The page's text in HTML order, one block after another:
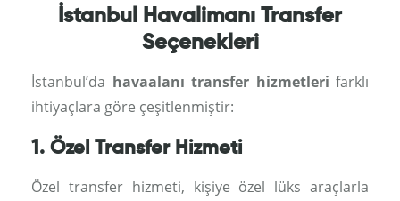
İstanbul Havalimanı Transfer
Seçenekleri
İstanbul’da havaalanı transfer hizmetleri farklı
ihtiyaçlara göre çeşitlenmiştir:
1. Özel Transfer Hizmeti
Özel transfer hizmeti, kişiye özel lüks araçlarla